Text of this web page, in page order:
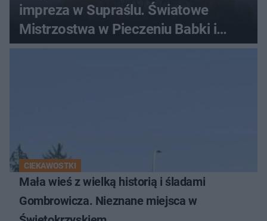
impreza w Supraślu. Światowe
Mistrzostwa w Pieczeniu Babki i
Kiszki Ziemniaczanej
CIEKAWOSTKI
Mała wieś z wielką historią i śladami
Gombrowicza. Nieznane miejsca w